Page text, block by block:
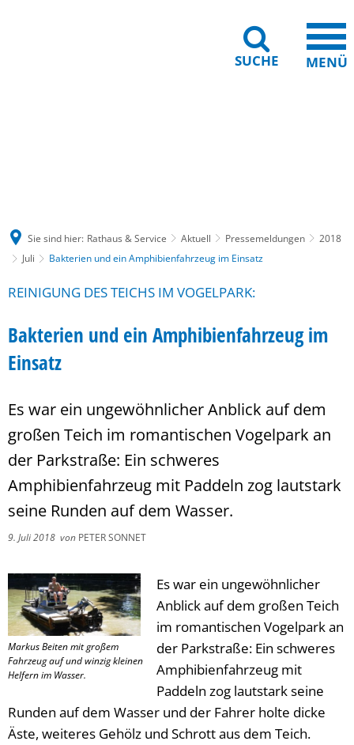
SUCHE MENÜ
Sie sind hier: Rathaus & Service Aktuell Pressemeldungen
2018
Juli
Bakterien und ein Amphibienfahrzeug im Einsatz
REINIGUNG DES TEICHS IM VOGELPARK:
Bakterien und ein Amphibienfahrzeug im
Einsatz
Es war ein ungewöhnlicher Anblick auf dem
großen Teich im romantischen Vogelpark an
der Parkstraße: Ein schweres
Amphibienfahrzeug mit Paddeln zog lautstark
seine Runden auf dem Wasser.
9. Juli 2018 von PETER SONNET
Markus Beiten mit großem
Fahrzeug auf und winzig kleinen
Helfern im Wasser.
Es war ein ungewöhnlicher
Anblick auf dem großen Teich
im romantischen Vogelpark an
der Parkstraße: Ein schweres
Amphibienfahrzeug mit
Paddeln zog lautstark seine
Runden auf dem Wasser und der Fahrer holte dicke
Äste, weiteres Gehölz und Schrott aus dem Teich.